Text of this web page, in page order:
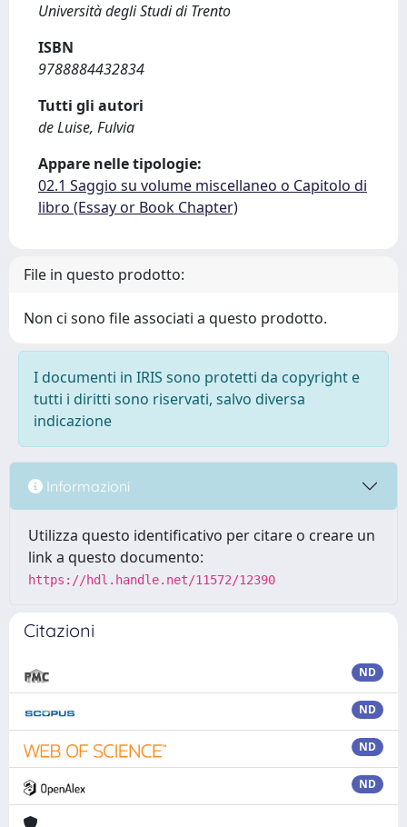
Università degli Studi di Trento
ISBN
9788884432834
Tutti gli autori
de Luise, Fulvia
Appare nelle tipologie:
02.1 Saggio su volume miscellaneo o Capitolo di
libro (Essay or Book Chapter)
File in questo prodotto:
Non ci sono file associati a questo prodotto.
I documenti in IRIS sono protetti da copyright e
tutti i diritti sono riservati, salvo diversa
indicazione
Informazioni
Utilizza questo identificativo per citare o creare un
link a questo documento:
https://hdl.handle.net/11572/12390
Citazioni
ND
ND
ND
ND